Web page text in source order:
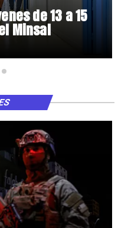
de 13 a 15
Minsal